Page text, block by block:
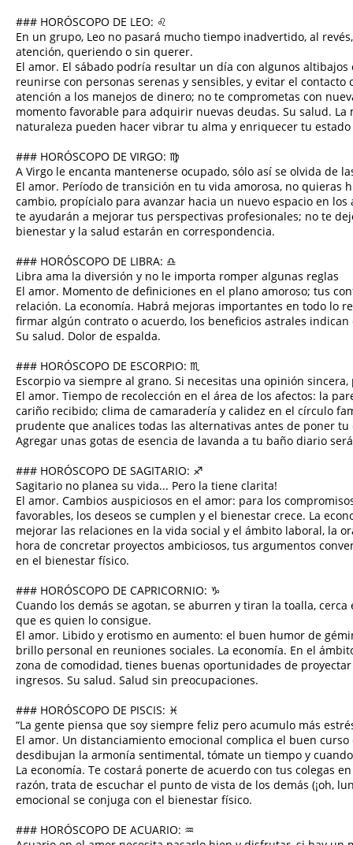
### HORÓSCOPO DE LEO: ♌︎
En un grupo, Leo no pasará mucho tiempo inadvertido, al
atención, queriendo o sin querer.
El amor. El sábado podría resultar un día con algunos
reunirse con personas serenas y sensibles, y evitar el
atención a los manejos de dinero; no te comprometas con
momento favorable para adquirir nuevas deudas. Su salud.
naturaleza pueden hacer vibrar tu alma y enriquecer tu
### HORÓSCOPO DE VIRGO: ♍︎
A Virgo le encanta mantenerse ocupado, sólo así se olvida de
El amor. Período de transición en tu vida amorosa, no
cambio, propícialo para avanzar hacia un nuevo espacio en los
te ayudarán a mejorar tus perspectivas profesionales; no te
bienestar y la salud estarán en correspondencia.
### HORÓSCOPO DE LIBRA: ♎︎
Libra ama la diversión y no le importa romper algunas reglas
El amor. Momento de definiciones en el plano amoroso; tus
relación. La economía. Habrá mejoras importantes en todo lo
firmar algún contrato o acuerdo, los beneficios astrales
Su salud. Dolor de espalda.
### HORÓSCOPO DE ESCORPIO: ♏︎
Escorpio va siempre al grano. Si necesitas una opinión
El amor. Tiempo de recolección en el área de los afectos: la
cariño recibido; clima de camaradería y calidez en el círculo
prudente que analices todas las alternativas antes de poner
Agregar unas gotas de esencia de lavanda a tu baño diario
### HORÓSCOPO DE SAGITARIO: ♐︎
Sagitario no planea su vida... Pero la tiene clarita!
El amor. Cambios auspiciosos en el amor: para los
favorables, los deseos se cumplen y el bienestar crece. La
mejorar las relaciones en la vida social y el ámbito laboral, la
hora de concretar proyectos ambiciosos, tus argumentos
en el bienestar físico.
### HORÓSCOPO DE CAPRICORNIO: ♑︎
Cuando los demás se agotan, se aburren y tiran la toalla,
que es quien lo consigue.
El amor. Libido y erotismo en aumento: el buen humor de
brillo personal en reuniones sociales. La economía. En el
zona de comodidad, tienes buenas oportunidades de
ingresos. Su salud. Salud sin preocupaciones.
### HORÓSCOPO DE PISCIS: ♓︎
“La gente piensa que soy siempre feliz pero acumulo más
El amor. Un distanciamiento emocional complica el buen
desdibujan la armonía sentimental, tómate un tiempo y
La economía. Te costará ponerte de acuerdo con tus colegas
razón, trata de escuchar el punto de vista de los demás (¡oh,
emocional se conjuga con el bienestar físico.
### HORÓSCOPO DE ACUARIO: ♒︎